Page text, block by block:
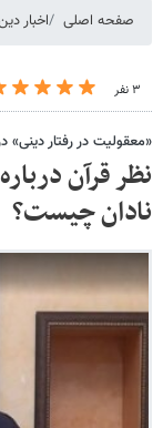
صفحه اصلی اخبار
۳ نفر
«معقولیت در رفتار
نظر قرآن
نادان چیست؟